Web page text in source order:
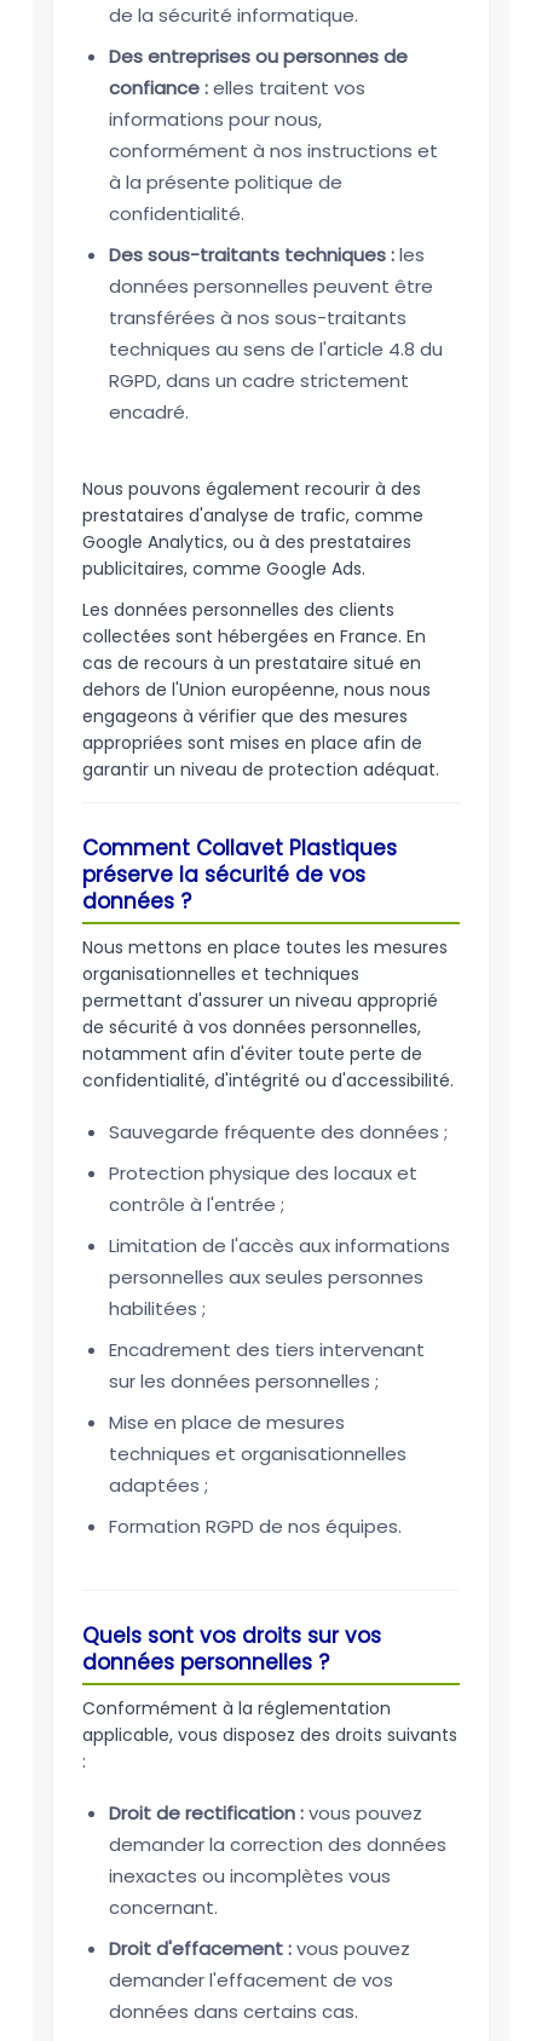
de la sécurité informatique.
Des entreprises ou personnes de
confiance :elles traitent vos
informations pour nous,
conformément à nos instructions et
à la présente politique de
confidentialité.
Des sous-traitants techniques :les
données personnelles peuvent être
transférées à nos sous-traitants
techniques au sens de l'article 4.8 du
RGPD, dans un cadre strictement
encadré.
Nous pouvons également recourir à des
prestataires d'analyse de trafic, comme
Google Analytics, ou à des prestataires
publicitaires, comme Google Ads.
Les données personnelles des clients
collectées sont hébergées en France. En
cas de recours à un prestataire situé en
dehors de l'Union européenne, nous nous
engageons à vérifier que des mesures
appropriées sont mises en place afin de
garantir un niveau de protection adéquat.
Comment Collavet Plastiques
préserve la sécurité de vos
données ?
Nous mettons en place toutes les mesures
organisationnelles et techniques
permettant d'assurer un niveau approprié
de sécurité à vos données personnelles,
notamment afin d'éviter toute perte de
confidentialité, d'intégrité ou d'accessibilité.
Sauvegarde fréquente des données ;
Protection physique des locaux et
contrôle à l'entrée ;
Limitation de l'accès aux informations
personnelles aux seules personnes
habilitées ;
Encadrement des tiers intervenant
sur les données personnelles ;
Mise en place de mesures
techniques et organisationnelles
adaptées ;
Formation RGPD de nos équipes.
Quels sont vos droits sur vos
données personnelles ?
Conformément à la réglementation
applicable, vous disposez des droits suivants
:
Droit de rectification :vous pouvez
demander la correction des données
inexactes ou incomplètes vous
concernant.
Droit d'effacement :vous pouvez
demander l'effacement de vos
données dans certains cas.